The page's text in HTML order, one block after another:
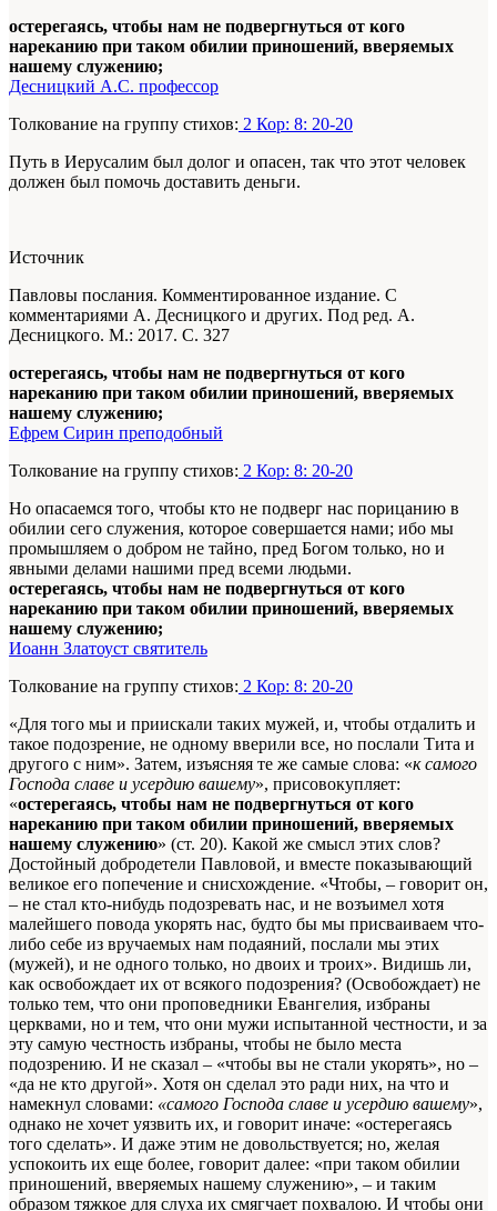
остерегаясь, чтобы нам не подвергнуться от кого
нареканию при таком обилии приношений, вверяемых
нашему служению;
Десницкий А.С. профессор
Толкование на группу стихов: 2 Кор: 8: 20-20
Путь в Иерусалим был долог и опасен, так что этот человек
должен был помочь доставить деньги.
Источник
Павловы послания. Комментированное издание. С
комментариями А. Десницкого и других. Под ред. А.
Десницкого. М.: 2017. С. 327
остерегаясь, чтобы нам не подвергнуться от кого
нареканию при таком обилии приношений, вверяемых
нашему служению;
Ефрем Сирин преподобный
Толкование на группу стихов: 2 Кор: 8: 20-20
Но опасаемся того, чтобы кто не подверг нас порицанию в
обилии сего служения, которое совершается нами; ибо мы
промышляем о добром не тайно, пред Богом только, но и
явными делами нашими пред всеми людьми.
остерегаясь, чтобы нам не подвергнуться от кого
нареканию при таком обилии приношений, вверяемых
нашему служению;
Иоанн Златоуст святитель
Толкование на группу стихов: 2 Кор: 8: 20-20
«Для того мы и приискали таких мужей, и, чтобы отдалить и
такое подозрение, не одному вверили все, но послали Тита и
другого с ним». Затем, изъясняя те же самые слова: «к самого
Господа славе и усердию вашему», присовокупляет:
«остерегаясь, чтобы нам не подвергнуться от кого
нареканию при таком обилии приношений, вверяемых
нашему служению» (ст. 20). Какой же смысл этих слов?
Достойный добродетели Павловой, и вместе показывающий
великое его попечение и снисхождение. «Чтобы, – говорит он,
– не стал кто-нибудь подозревать нас, и не возъимел хотя
малейшего повода укорять нас, будто бы мы присваиваем что-
либо себе из вручаемых нам подаяний, послали мы этих
(мужей), и не одного только, но двоих и троих». Видишь ли,
как освобождает их от всякого подозрения? (Освобождает) не
только тем, что они проповедники Евангелия, избраны
церквами, но и тем, что они мужи испытанной честности, и за
эту самую честность избраны, чтобы не было места
подозрению. И не сказал – «чтобы вы не стали укорять», но –
«да не кто другой». Хотя он сделал это ради них, на что и
намекнул словами: «самого Господа славе и усердию вашему»,
однако не хочет уязвить их, и говорит иначе: «остерегаясь
того сделать». И даже этим не довольствуется; но, желая
успокоить их еще более, говорит далее: «при таком обилии
приношений, вверяемых нашему служению», – и таким
образом тяжкое для слуха их смягчает похвалою. И чтобы они